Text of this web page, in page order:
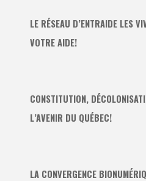
LE RÉSEAU D’ENTRAIDE LES
VOTRE AIDE!
CONSTITUTION,
L’AVENIR DU QUÉBEC!
LA CONVERGENCE